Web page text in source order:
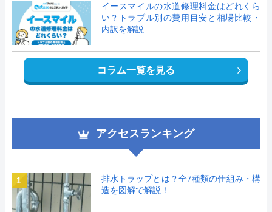
イースマイルの水道修理料金はどれくら
い？トラブル別の費用目安と相場比較・
内訳を解説
コラム一覧を見る
アクセスランキング
1
排水トラップとは？全7種類の仕組み・構
造を図解で解説！